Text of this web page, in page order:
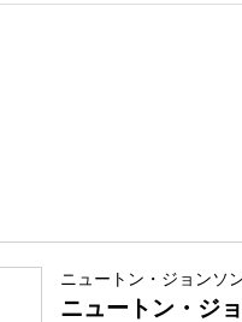
ニュートン・ジョンソ
ニュートン・ジ